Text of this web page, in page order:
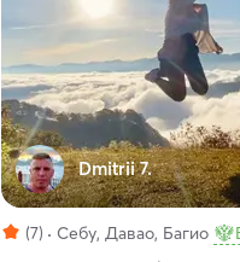
Dmitrii 7.
(7) Себу, Давао, Багио